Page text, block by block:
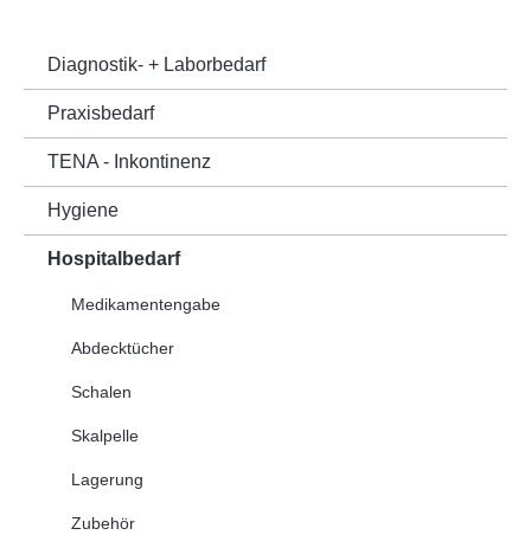
Diagnostik- + Laborbedarf
Praxisbedarf
TENA - Inkontinenz
Hygiene
Hospitalbedarf
Medikamentengabe
Abdecktücher
Schalen
Skalpelle
Lagerung
Zubehör